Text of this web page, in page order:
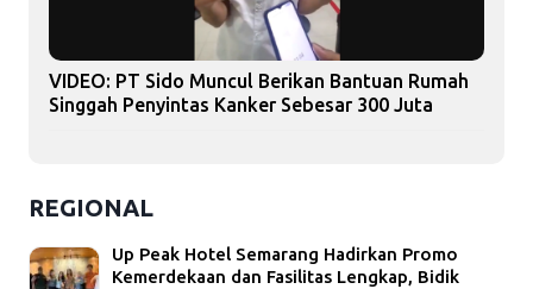
VIDEO: PT Sido Muncul Berikan Bantuan Rumah
Singgah Penyintas Kanker Sebesar 300 Juta
REGIONAL
Up Peak Hotel Semarang Hadirkan Promo
Kemerdekaan dan Fasilitas Lengkap, Bidik